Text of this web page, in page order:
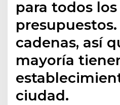
para todos
presupuestos.
cadenas, así
mayoría
ciudad.